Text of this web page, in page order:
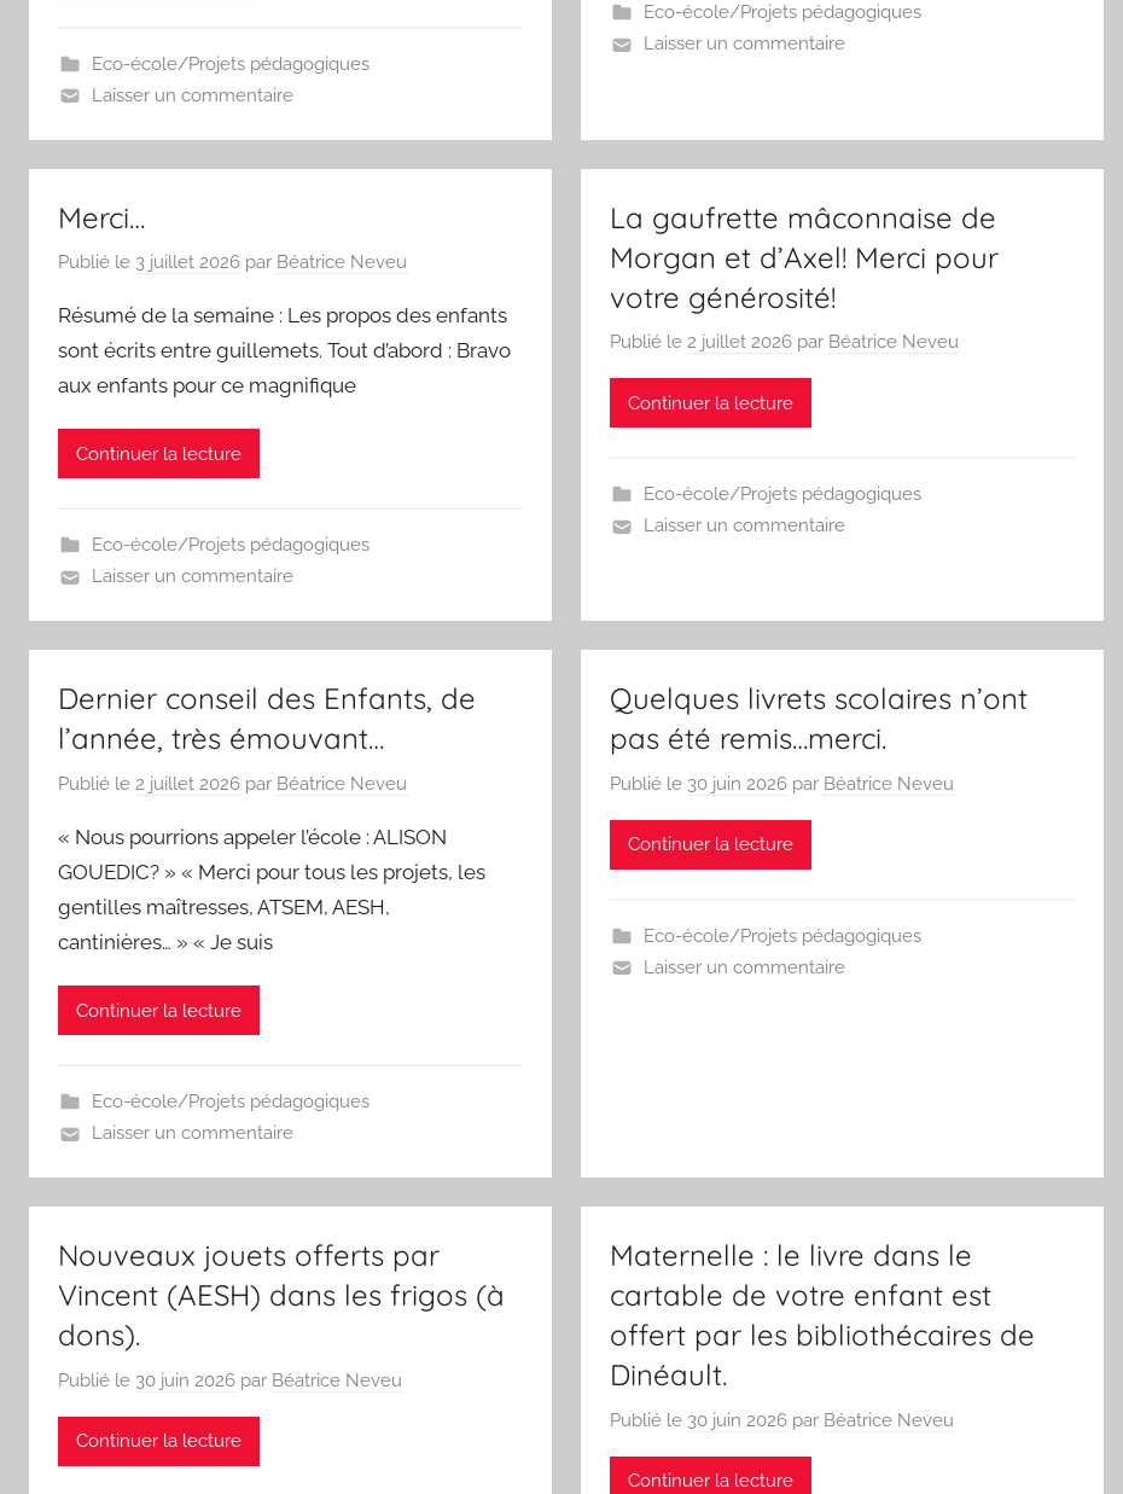
Eco-école/Projets pédagogiques
Laisser un commentaire
Eco-école/Projets pédagogiques
Laisser un commentaire
Merci…
Publié le 3 juillet 2026 par Béatrice Neveu
Résumé de la semaine : Les propos des enfants
sont écrits entre guillemets. Tout d’abord : Bravo
aux enfants pour ce magnifique
Continuer la lecture
Eco-école/Projets pédagogiques
Laisser un commentaire
La gaufrette mâconnaise de
Morgan et d’Axel! Merci pour
votre générosité!
Publié le2 juillet 2026 par Béatrice Neveu
Continuer la lecture
Eco-école/Projets pédagogiques
Laisser un commentaire
Dernier conseil des Enfants, de
l’année, très émouvant…
Publié le 2 juillet 2026 par Béatrice Neveu
« Nous pourrions appeler l’école : ALISON
GOUEDIC? » « Merci pour tous les projets, les
gentilles maîtresses, ATSEM, AESH,
cantinières… » « Je suis
Continuer la lecture
Eco-école/Projets pédagogiques
Laisser un commentaire
Quelques livrets scolaires n’ont
pas été remis…merci.
Publié le 30 juin 2026 par Béatrice Neveu
Continuer la lecture
Eco-école/Projets pédagogiques
Laisser un commentaire
Nouveaux jouets offerts par
Vincent (AESH) dans les frigos (à
dons).
Publié le 30 juin 2026 par Béatrice Neveu
Continuer la lecture
Maternelle : le livre dans le
cartable de votre enfant est
offert par les bibliothécaires de
Dinéault.
Publié le 30 juin 2026 par Béatrice Neveu
Continuer la lecture